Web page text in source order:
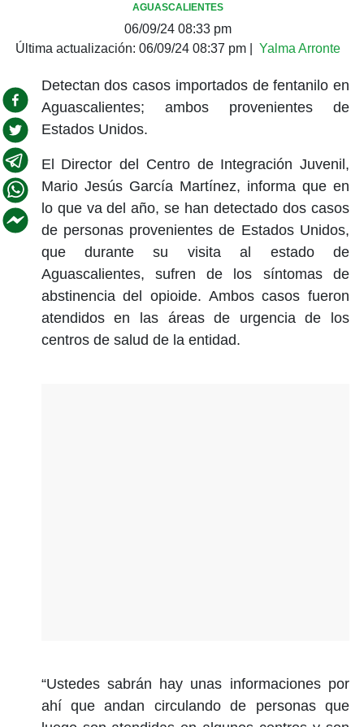
AGUASCALIENTES
06/09/24 08:33 pm
Última actualización: 06/09/24 08:37 pm Yalma Arronte
Detectan dos casos importados de fentanilo en
Aguascalientes; ambos provenientes de
Estados Unidos.
El Director del Centro de Integración Juvenil,
Mario Jesús García Martínez, informa que en
lo que va del año, se han detectado dos casos
de personas provenientes de Estados Unidos,
que durante su visita al estado de
Aguascalientes, sufren de los síntomas de
abstinencia del opioide. Ambos casos fueron
atendidos en las áreas de urgencia de los
centros de salud de la entidad.
“Ustedes sabrán hay unas informaciones por
ahí que andan circulando de personas que